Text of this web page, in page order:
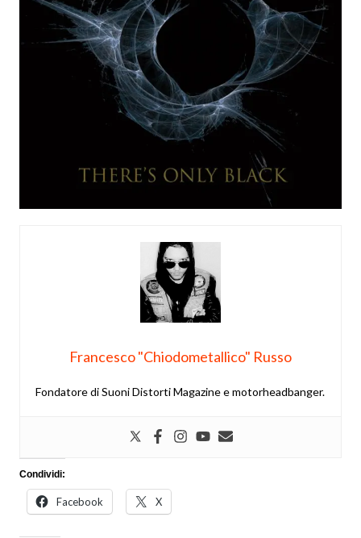
Francesco "Chiodometallico" Russo
Fondatore di Suoni Distorti Magazine e motorheadbanger.
Condividi:
Facebook X